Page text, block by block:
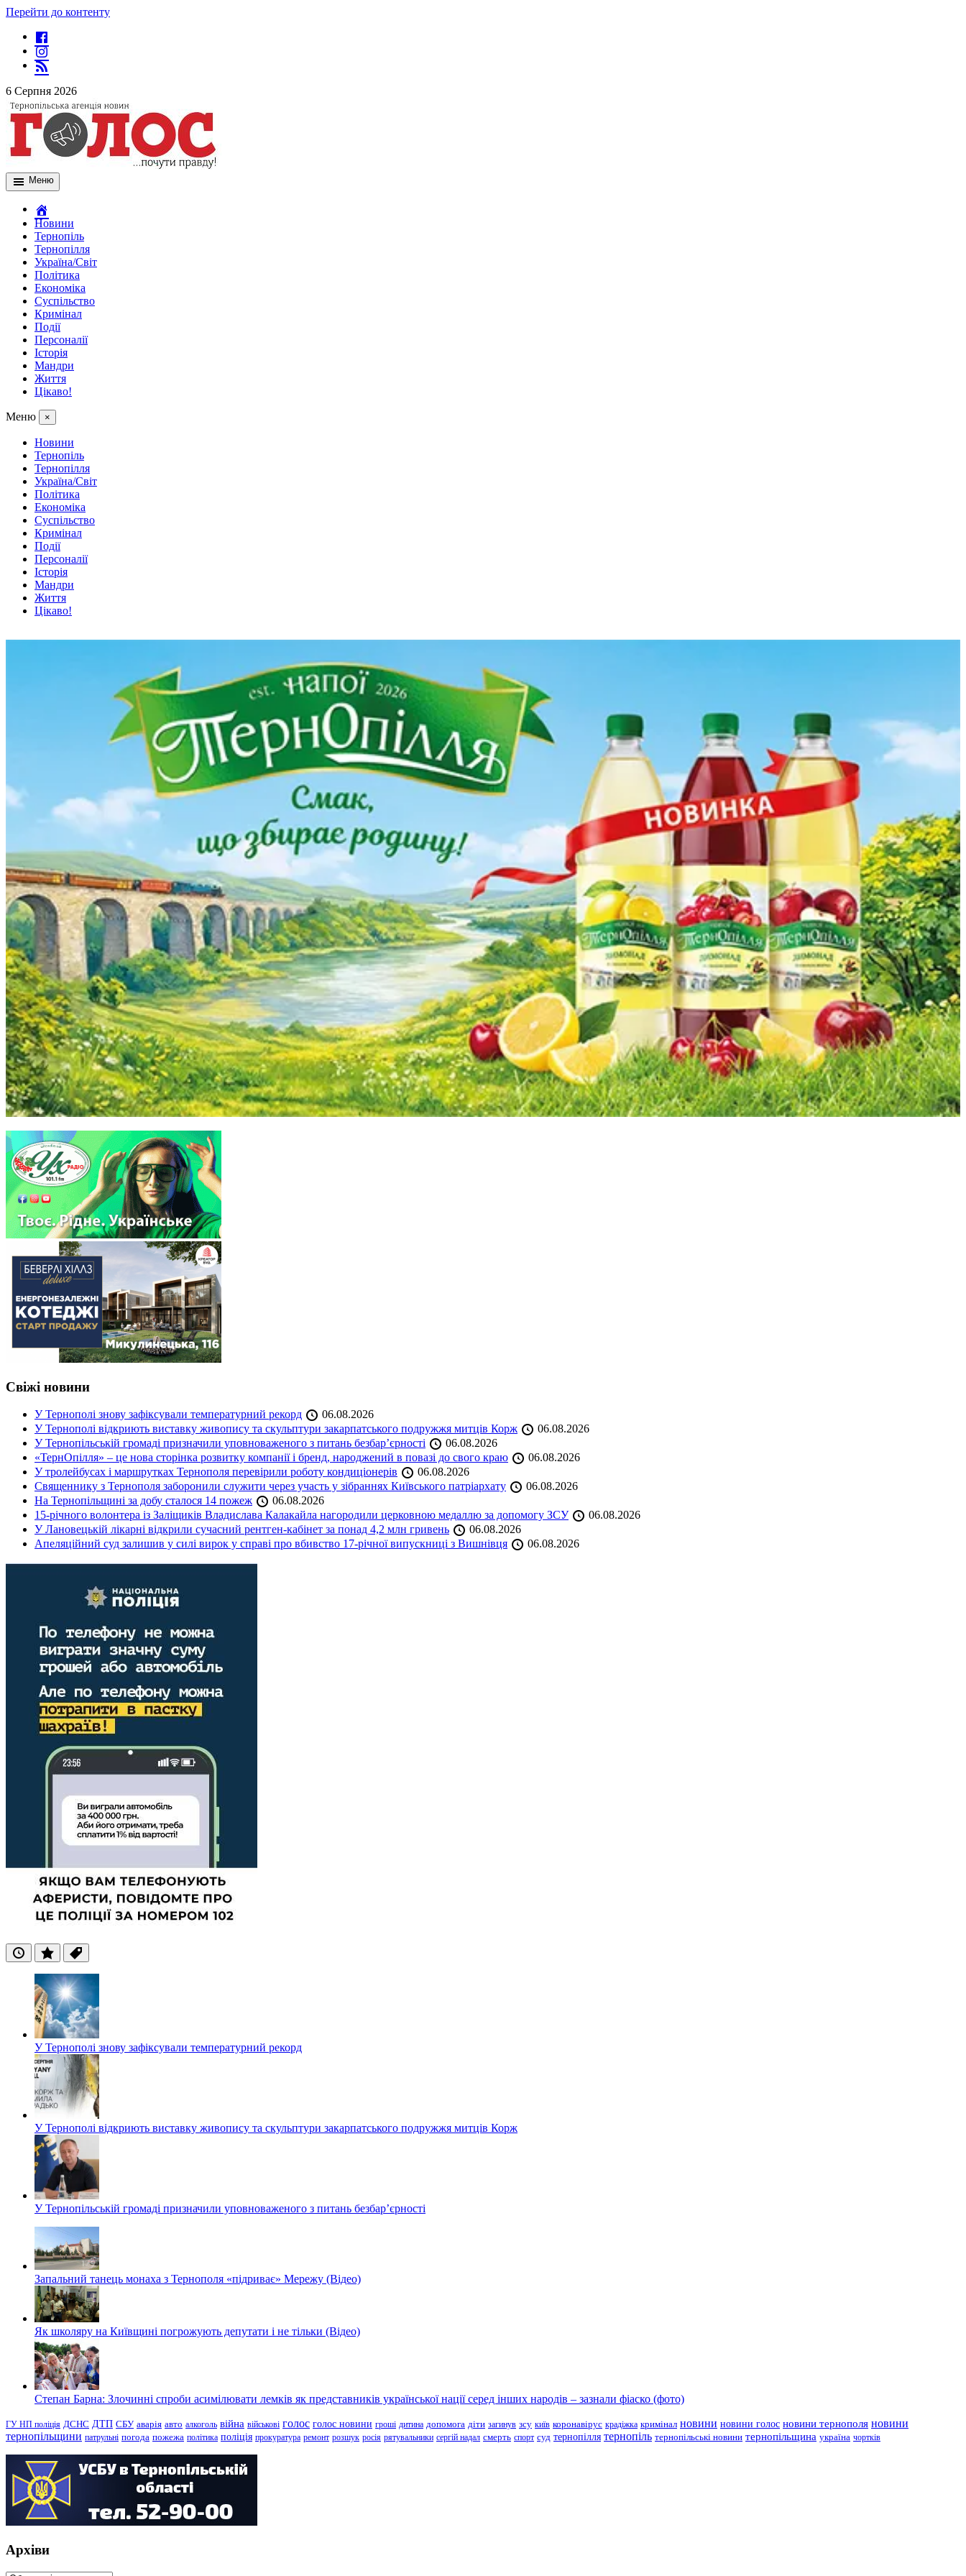
Перейти до контенту
6 Серпня 2026
Меню
Новини
Тернопіль
Тернопілля
Україна/Світ
Політика
Економіка
Суспільство
Кримінал
Події
Персоналії
Історія
Мандри
Життя
Цікаво!
Меню ×
Новини
Тернопіль
Тернопілля
Україна/Світ
Політика
Економіка
Суспільство
Кримінал
Події
Персоналії
Історія
Мандри
Життя
Цікаво!
Свіжі новини
У Тернополі знову зафіксували температурний рекорд
06.08.2026
У Тернополі відкриють виставку живопису та скульптури закарпатського подружжя митців Корж
06.08.2026
У Тернопільській громаді призначили уповноваженого з питань безбар’єрності
06.08.2026
«ТернОпілля» – це нова сторінка розвитку компанії і бренд, народжений в повазі до свого краю
06.08.2026
У тролейбусах і маршрутках Тернополя перевірили роботу кондиціонерів
06.08.2026
Священнику з Тернополя заборонили служити через участь у зібраннях Київського патріархату
06.08.2026
На Тернопільщині за добу сталося 14 пожеж
06.08.2026
15-річного волонтера із Заліщиків Владислава Калакайла нагородили церковною медаллю за допомогу ЗСУ
06.08.2026
У Лановецькій лікарні відкрили сучасний рентген-кабінет за понад 4,2 млн гривень
06.08.2026
Апеляційний суд залишив у силі вирок у справі про вбивство 17-річної випускниці з Вишнівця
06.08.2026
ОстанніПопулярні
Теги
У Тернополі знову зафіксували температурний рекорд
У Тернополі відкриють виставку живопису та скульптури закарпатського подружжя митців Корж
У Тернопільській громаді призначили уповноваженого з питань безбар’єрності
Запальний танець монаха з Тернополя «підриває» Мережу (Відео)
Як школяру на Київщині погрожують депутати і не тільки (Відео)
Степан Барна: Злочинні спроби асимілювати лемків як представників української нації серед інших народів – зазнали фіаско (фото)
ГУ НП поліція ДСНС ДТП СБУ аварія авто алкоголь війна військові голос голос новини гроші дитина допомога діти загинув зсу київ коронавірус крадіжка кримінал новини новини голос новини тернополя новини
тернопільщини патрульні погода пожежа політика поліція прокуратура ремонт розшук росія рятувальники сергій надал смерть спорт суд тернопілля тернопіль тернопільські новини тернопільщина україна чортків
Архіви